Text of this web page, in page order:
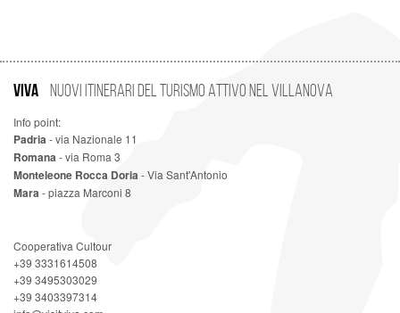
VIVA Nuovi Itinerari del Turismo Attivo nel Villanova
Info point:
Padria- via Nazionale 11
Romana- via Roma 3
Monteleone Rocca Doria - Via Sant'Antonio
Mara- piazza Marconi 8
Cooperativa Cultour
+39 3331614508
+39 3495303029
+39 3403397314